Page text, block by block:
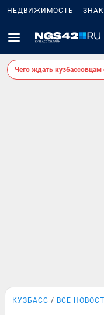
НЕДВИЖИМОСТЬ
Чего ждать
КУЗБАСС ВСЕ